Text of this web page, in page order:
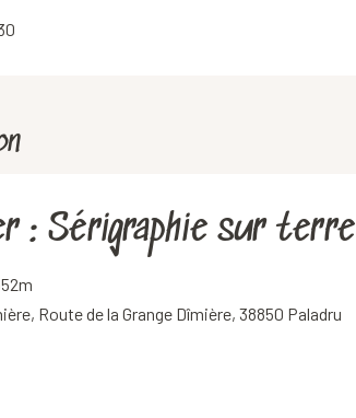
: Sérigraphie sur terre
Route de la Grange Dîmière, 38850 Paladru